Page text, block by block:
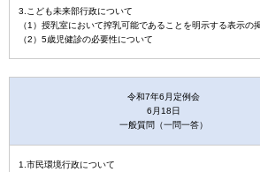
3.こども未来部行政について
（1）授乳室において搾乳可能であることを明示する表示の
（2）5歳児健診の必要性について
令和7年6月定例会
6月18日
一般質問（一問一答）
1.市民環境行政について